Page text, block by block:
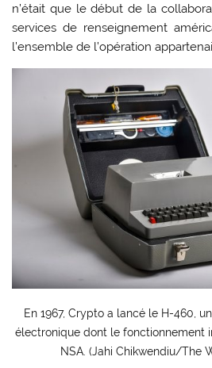
n’était que le début de la
services de renseignement
l’ensemble de l’opération
En 1967, Crypto a lancé le H-460,
électronique dont le fonctionnement
NSA. (Jahi Chikwendiu/The